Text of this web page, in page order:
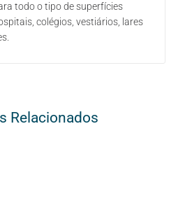
todo o tipo de superfícies
colégios, vestiários, lares
Relacionados